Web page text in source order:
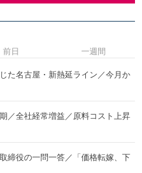
た名古屋・新熱延ライン／今月か
／全社経常増益／原料コスト上昇
締役の一問一答／「価格転嫁、下
前日 一週間